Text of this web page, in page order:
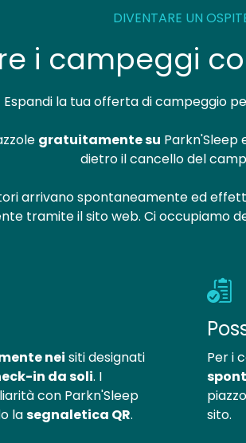
DIVENTARE UN
i campeggi
Espandi la tua offerta di campeggio
gratuitamente su Parkn'Sleep
dietro il cancello del
arrivano spontaneamente ed
tramite il sito web. Ci occupiamo
nei siti designati
in da soli. I
con Parkn'Sleep
lasegnaletica QR.
Per i
sito.